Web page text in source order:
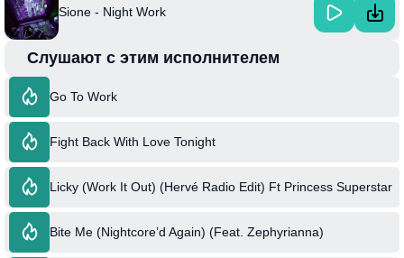
Sione - Night Work
Слушают с этим исполнителем
Go To Work
Fight Back With Love Tonight
Licky (Work It Out) (Hervé Radio Edit) Ft Princess Superstar
Bite Me (Nightcore’d Again) (Feat. Zephyrianna)